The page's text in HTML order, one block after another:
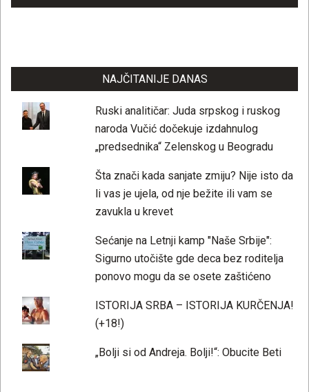
NAJČITANIJE DANAS
Ruski analitičar: Juda srpskog i ruskog
naroda Vučić dočekuje izdahnulog
„predsednika“ Zelenskog u Beogradu
Šta znači kada sanjate zmiju? Nije isto da
li vas je ujela, od nje bežite ili vam se
zavukla u krevet
Sećanje na Letnji kamp "Naše Srbije":
Sigurno utočište gde deca bez roditelja
ponovo mogu da se osete zaštićeno
ISTORIJA SRBA – ISTORIJA KURČENJA!
(+18!)
„Bolji si od Andreja. Bolji!“: Obucite Beti